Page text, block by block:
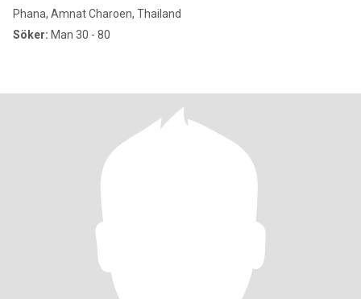
Phana, Amnat Charoen, Thailand
Söker: Man 30 - 80